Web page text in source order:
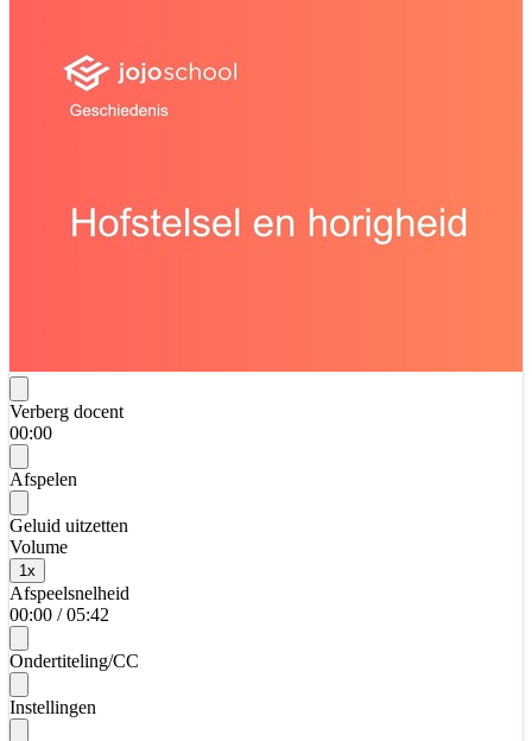
Verberg docent
00:00
Afspelen
Geluid uitzetten
Volume
1x
Afspeelsnelheid
00:00 / 05:42
Ondertiteling/CC
Instellingen